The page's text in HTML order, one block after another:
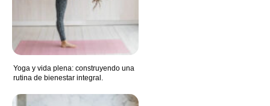
Yoga y vida plena: construyendo una
rutina de bienestar integral.